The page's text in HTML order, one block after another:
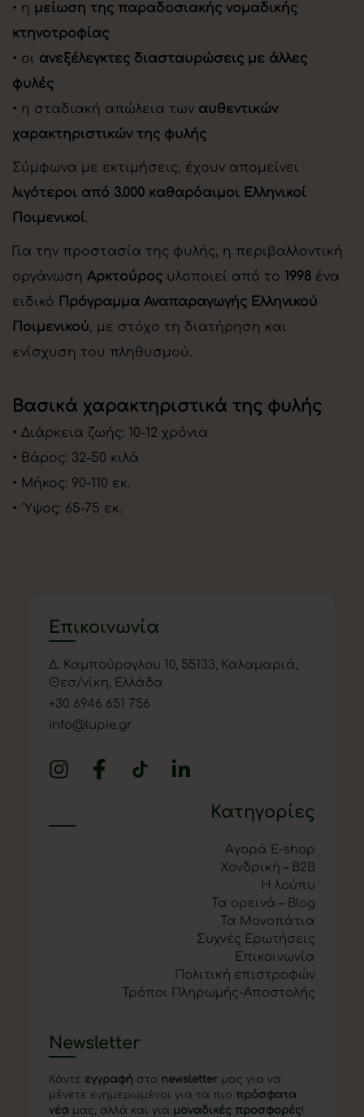
• η μείωση της παραδοσιακής νομαδικής
κτηνοτροφίας
• οι ανεξέλεγκτες διασταυρώσεις με άλλες
φυλές
• η σταδιακή απώλεια των αυθεντικών
χαρακτηριστικών της φυλής
Σύμφωνα με εκτιμήσεις, έχουν απομείνει
λιγότεροι από 3.000 καθαρόαιμοι Ελληνικοί
Ποιμενικοί.
Για την προστασία της φυλής, η περιβαλλοντική
οργάνωση Αρκτούρος υλοποιεί από το 1998 ένα
ειδικό Πρόγραμμα Αναπαραγωγής Ελληνικού
Ποιμενικού, με στόχο τη διατήρηση και
ενίσχυση του πληθυσμού.
Βασικά χαρακτηριστικά της φυλής
• Διάρκεια ζωής: 10-12 χρόνια
• Βάρος: 32-50 κιλά
• Μήκος: 90-110 εκ.
• Ύψος: 65-75 εκ.
Επικοινωνία
Δ. Καμπούρογλου 10, 55133, Καλαμαριά,
Θεσ/νίκη, Ελλάδα
+30 6946 651 756
info@lupie.gr
Κατηγορίες
Αγορά E-shop
Χονδρική – B2B
Η λούπυ
Τα ορεινά – Blog
Τα Μονοπάτια
Συχνές Ερωτήσεις
Επικοινωνία
Πολιτική επιστροφών
Τρόποι Πληρωμής-Αποστολής
Newsletter
Κάντε εγγραφή στο newsletter μας για να
μένετε ενημερωμένοι για τα πιο πρόσφατα
νέα μας, αλλά και για μοναδικές προσφορές!